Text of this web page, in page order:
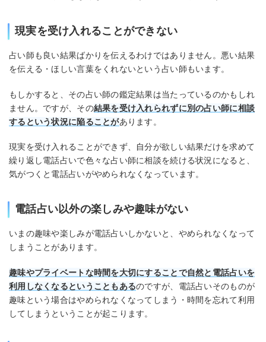
現実を受け入れることができない
占い師も良い結果ばかりを伝えるわけではありません。悪い結果
を伝える・ほしい言葉をくれないという占い師もいます。
もしかすると、その占い師の鑑定結果は当たっているのかもしれ
ません。ですが、その結果を受け入れられずに別の占い師に相談
するという状況に陥ることがあります。
現実を受け入れることができず、自分が欲しい結果だけを求めて
繰り返し電話占いで色々な占い師に相談を続ける状況になると、
気がつくと電話占いがやめられなくなっています。
電話占い以外の楽しみや趣味がない
いまの趣味や楽しみが電話占いしかないと、やめられなくなって
しまうことがあります。
趣味やプライベートな時間を大切にすることで自然と電話占いを
利用しなくなるということもあるのですが、電話占いそのものが
趣味という場合はやめられなくなってしまう・時間を忘れて利用
してしまうということが起こります。